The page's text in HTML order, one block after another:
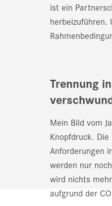
ist ein
herbeizuführen.
Trennung
Mein Bild vom
Knopfdruck.
Anforderungen
werden nur
wird nichts
aufgrund der